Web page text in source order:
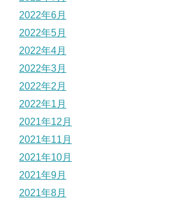
2022年6月
2022年5月
2022年4月
2022年3月
2022年2月
2022年1月
2021年12月
2021年11月
2021年10月
2021年9月
2021年8月